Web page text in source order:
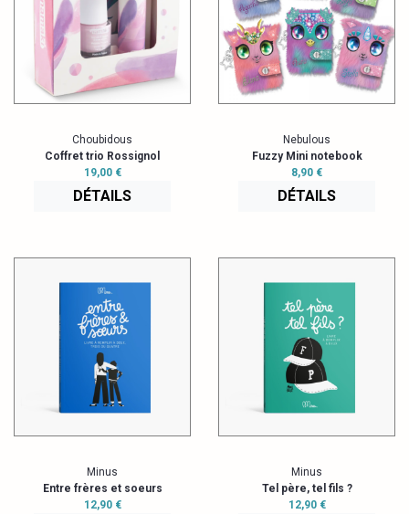
Choubidous
Coffret trio Rossignol
19,00 €
DÉTAILS
Nebulous
Fuzzy Mini notebook
8,90 €
DÉTAILS
Minus
Entre frères et soeurs
12,90 €
Minus
Tel père, tel fils ?
12,90 €